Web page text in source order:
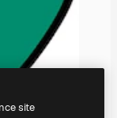
site